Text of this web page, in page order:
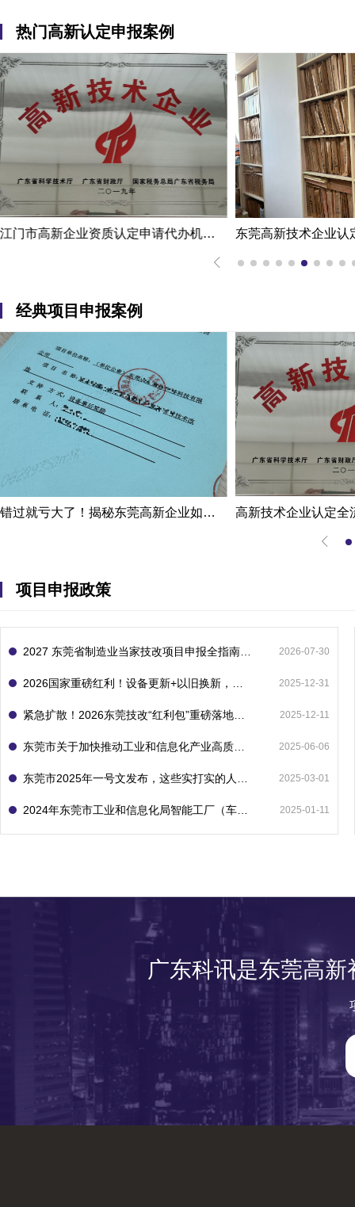
热门高新认定申报案例
东莞高新技术企业认定办理案例：科技企业通过专家意见提高成过率
经典项目申报案例
错过就亏大了！揭秘东莞高新企业如何轻松拿下省级技术改造项目300万补贴
项目申报政策
2026-07-30
2025-12-31
2025-12-11
2025-06-06
2025-03-01
2025-01-11
广东科讯是东莞高